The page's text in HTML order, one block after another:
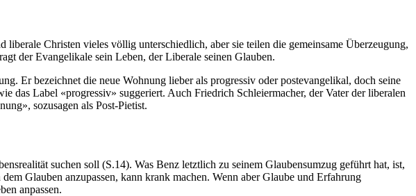
Christen vieles völlig unterschiedlich, aber sie teilen die gemeinsame Überzeugung,
der Evangelikale sein Leben, der Liberale seinen Glauben.
Er bezeichnet die neue Wohnung lieber als progressiv oder postevangelikal, doch seine
das Label «progressiv» suggeriert. Auch Friedrich Schleiermacher, der Vater der liberalen
sozusagen als Post-Pietist.
suchen soll (S.14). Was Benz letztlich zu seinem Glaubensumzug geführt hat, ist,
Glauben anzupassen, kann krank machen. Wenn aber Glaube und Erfahrung
anpassen.